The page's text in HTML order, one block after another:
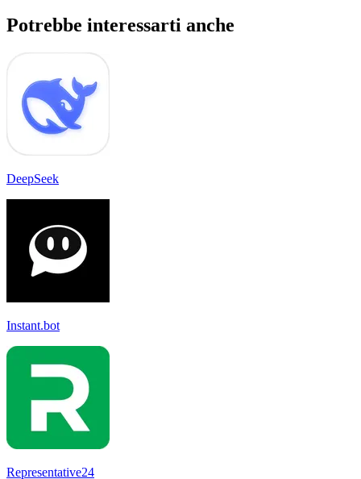
Potrebbe interessarti anche
DeepSeek
Instant.bot
Representative24